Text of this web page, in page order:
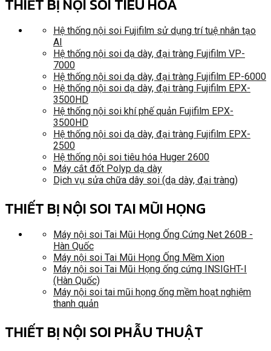
THIẾT BỊ NỘI SOI TIÊU HÓA
Hệ thống nội soi Fujifilm sử dụng trí tuệ nhân tạo
AI
Hệ thống nội soi dạ dày, đại tràng Fujifilm VP-
7000
Hệ thống nội soi dạ dày, đại tràng Fujifilm EP-6000
Hệ thống nội soi dạ dày, đại tràng Fujifilm EPX-
3500HD
Hệ thống nội soi khí phế quản Fujifilm EPX-
3500HD
Hệ thống nội soi dạ dày, đại tràng Fujifilm EPX-
2500
Hệ thống nội soi tiêu hóa Huger 2600
Máy cắt đốt Polyp dạ dày
Dịch vụ sửa chữa dây soi (dạ dày, đại tràng)
THIẾT BỊ NỘI SOI TAI MŨI HỌNG
Máy nội soi Tai Mũi Họng Ống Cứng Net 260B -
Hàn Quốc
Máy nội soi Tai Mũi Họng Ống Mềm Xion
Máy nội soi Tai Mũi Họng ống cứng INSIGHT-I
(Hàn Quốc)
Máy nội soi tai mũi họng ống mềm hoạt nghiệm
thanh quản
THIẾT BỊ NỘI SOI PHẪU THUẬT